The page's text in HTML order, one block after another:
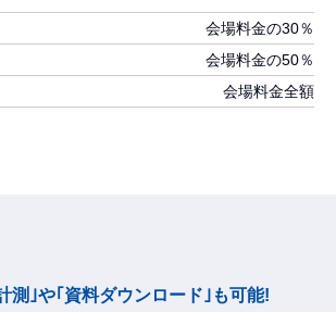
会場料金の30％
会場料金の50％
会場料金全額
測｣や｢資料ダウンロード｣も可能!